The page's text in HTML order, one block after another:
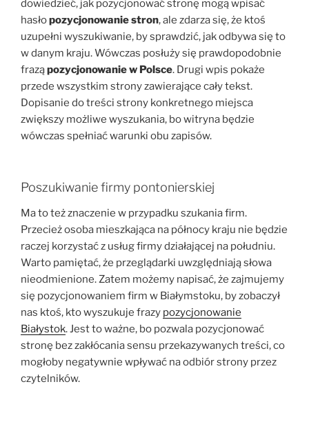
dowiedzieć, jak pozycjonować stronę mogą wpisać
hasłopozycjonowanie stron, ale zdarza się, że ktoś
uzupełni wyszukiwanie, by sprawdzić, jak odbywa się to
w danym kraju. Wówczas posłuży się prawdopodobnie
fraząpozycjonowanie w Polsce. Drugi wpis pokaże
przede wszystkim strony zawierające cały tekst.
Dopisanie do treści strony konkretnego miejsca
zwiększy możliwe wyszukania, bo witryna będzie
wówczas spełniać warunki obu zapisów.
Poszukiwanie firmy pontonierskiej
Ma to też znaczenie w przypadku szukania firm.
Przecież osoba mieszkająca na północy kraju nie będzie
raczej korzystać z usług firmy działającej na południu.
Warto pamiętać, że przeglądarki uwzględniają słowa
nieodmienione. Zatem możemy napisać, że zajmujemy
się pozycjonowaniem firm w Białymstoku, by zobaczył
nas ktoś, kto wyszukuje frazy pozycjonowanie
Białystok. Jest to ważne, bo pozwala pozycjonować
stronę bez zakłócania sensu przekazywanych treści, co
mogłoby negatywnie wpływać na odbiór strony przez
czytelników.